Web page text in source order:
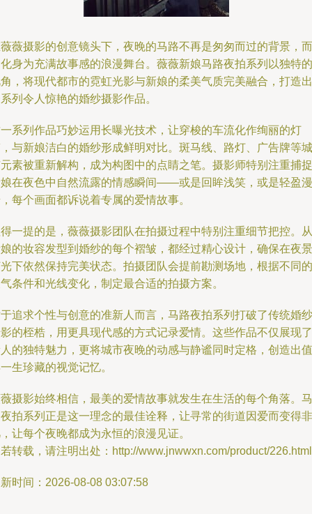
薇摄影的创意镜头下，夜晚的马路不再是匆匆而过的背景，而
身为充满故事感的浪漫舞台。薇薇新娘马路夜拍系列以独特的
，将现代都市的霓虹光影与新娘的柔美气质完美融合，打造出
列令人惊艳的婚纱摄影作品。
系列作品巧妙运用长曝光技术，让穿梭的车流化作绚丽的灯
与新娘洁白的婚纱形成鲜明对比。斑马线、路灯、广告牌等城
素被重新解构，成为构图中的点睛之笔。摄影师特别注重捕捉
在夜色中自然流露的情感瞬间——或是回眸浅笑，或是轻盈漫
每个画面都诉说着专属的爱情故事。
一提的是，薇薇摄影团队在拍摄过程中特别注重细节把控。从
的妆容发型到婚纱的每个褶皱，都经过精心设计，确保在夜景
下依然保持完美状态。拍摄团队会提前勘测场地，根据不同的
条件和光线变化，制定最合适的拍摄方案。
追求个性与创意的准新人而言，马路夜拍系列打破了传统婚纱
的桎梏，用更具现代感的方式记录爱情。这些作品不仅展现了
的独特魅力，更将城市夜晚的动感与静谧同时定格，创造出值
生珍藏的视觉记忆。
摄影始终相信，最美的爱情故事就发生在生活的每个角落。马
拍系列正是这一理念的最佳诠释，让寻常的街道因爱而变得非
让每个夜晚都成为永恒的浪漫见证。
转载，请注明出处：http://www.jnwwxn.com/product/226.html
时间：2026-08-08 03:07:58